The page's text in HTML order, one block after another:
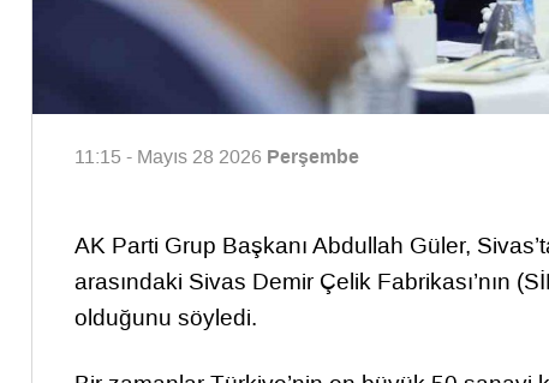
11:15 - Mayıs 28 2026 Perşembe
AK Parti Grup Başkanı Abdullah Güler,
arasındaki Sivas Demir Çelik Fabrikası’nın
olduğunu söyledi.